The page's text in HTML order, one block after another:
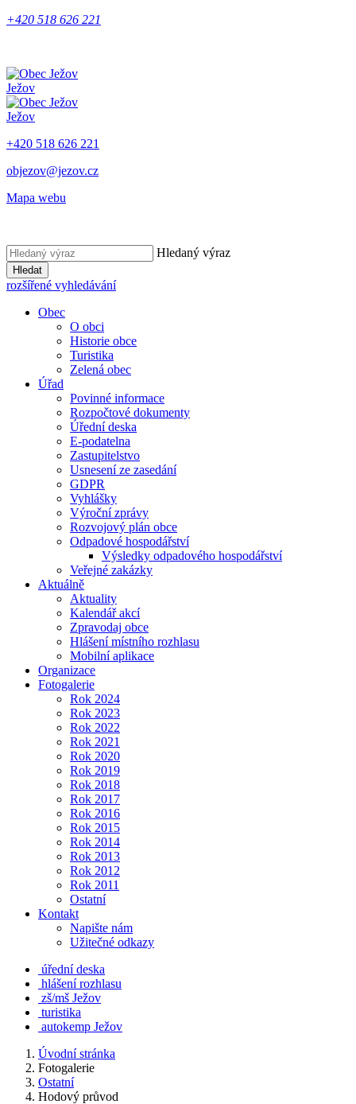
+420 518 626 221
Ježov
Ježov
+420 518 626 221
objezov@jezov.cz
Mapa webu
Hledaný výraz
Hledat
rozšířené vyhledávání
Obec
O obci
Historie obce
Turistika
Zelená obec
Úřad
Povinné informace
Rozpočtové dokumenty
Úřední deska
E-podatelna
Zastupitelstvo
Usnesení ze zasedání
GDPR
Vyhlášky
Výroční zprávy
Rozvojový plán obce
Odpadové hospodářství
Výsledky odpadového hospodářství
Veřejné zakázky
Aktuálně
Aktuality
Kalendář akcí
Zpravodaj obce
Hlášení místního rozhlasu
Mobilní aplikace
Organizace
Fotogalerie
Rok 2024
Rok 2023
Rok 2022
Rok 2021
Rok 2020
Rok 2019
Rok 2018
Rok 2017
Rok 2016
Rok 2015
Rok 2014
Rok 2013
Rok 2012
Rok 2011
Ostatní
Kontakt
Napište nám
Užitečné odkazy
úřední deska
hlášení rozhlasu
zš/mš Ježov
turistika
autokemp Ježov
Úvodní stránka
Fotogalerie
Ostatní
Hodový průvod